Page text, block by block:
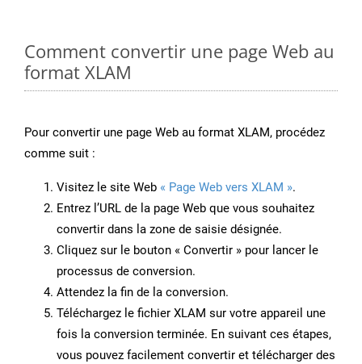
Comment convertir une page Web au
format XLAM
Pour convertir une page Web au format XLAM, procédez
comme suit :
Visitez le site Web « Page Web vers XLAM ».
Entrez l’URL de la page Web que vous souhaitez
convertir dans la zone de saisie désignée.
Cliquez sur le bouton « Convertir » pour lancer le
processus de conversion.
Attendez la fin de la conversion.
Téléchargez le fichier XLAM sur votre appareil une
fois la conversion terminée. En suivant ces étapes,
vous pouvez facilement convertir et télécharger des